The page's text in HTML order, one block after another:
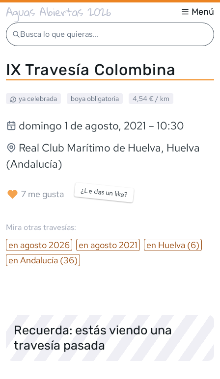
Aguas Abiertas 2026 Menú
Busca lo que quieras...
IX Travesía Colombina
ya celebrada boya obligatoria 4,54 € / km
domingo 1 de agosto, 2021 – 10:30
Real Club Marítimo de Huelva, Huelva
(Andalucía)
7 me gusta ¿Le das un like?
Mira otras travesías:
en agosto 2026 en agosto 2021 en Huelva (6)
en Andalucía (36)
Recuerda: estás viendo una
travesía pasada